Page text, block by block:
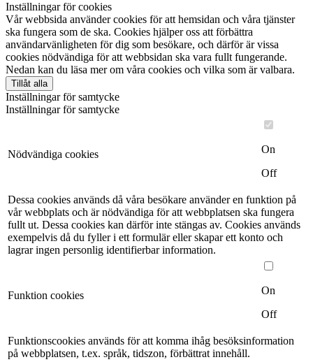
Inställningar för cookies
Vår webbsida använder cookies för att hemsidan och våra tjänster
ska fungera som de ska. Cookies hjälper oss att förbättra
användarvänligheten för dig som besökare, och därför är vissa
cookies nödvändiga för att webbsidan ska vara fullt fungerande.
Nedan kan du läsa mer om våra cookies och vilka som är valbara.
Tillåt alla
Inställningar för samtycke
Inställningar för samtycke
Nödvändiga cookies
On
Off
Dessa cookies används då våra besökare använder en funktion på
vår webbplats och är nödvändiga för att webbplatsen ska fungera
fullt ut. Dessa cookies kan därför inte stängas av. Cookies används
exempelvis då du fyller i ett formulär eller skapar ett konto och
lagrar ingen personlig identifierbar information.
Funktion cookies
On
Off
Funktionscookies används för att komma ihåg besöksinformation
på webbplatsen, t.ex. språk, tidszon, förbättrat innehåll.